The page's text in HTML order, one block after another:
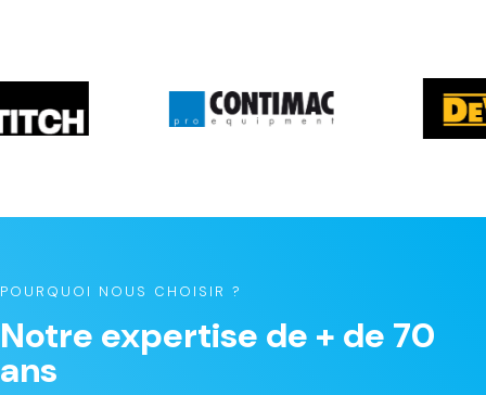
POURQUOI NOUS CHOISIR ?
Notre expertise de + de 70
ans